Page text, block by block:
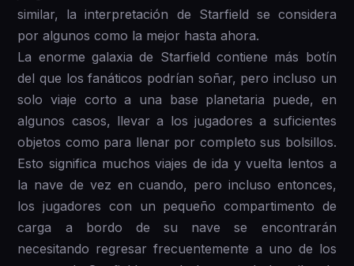
similar, la interpretación de Starfield se considera
por algunos como la mejor hasta ahora.
La enorme galaxia de Starfield contiene más botín
del que los fanáticos podrían soñar, pero incluso un
solo viaje corto a una base planetaria puede, en
algunos casos, llevar a los jugadores a suficientes
objetos como para llenar por completo sus bolsillos.
Esto significa muchos viajes de ida y vuelta lentos a
la nave de vez en cuando, pero incluso entonces,
los jugadores con un pequeño compartimento de
carga a bordo de su nave se encontrarán
necesitando regresar frecuentemente a uno de los